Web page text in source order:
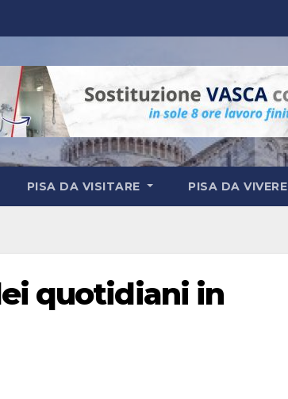
PISA DA VISITARE PISA DA VIVERE
quotidiani in